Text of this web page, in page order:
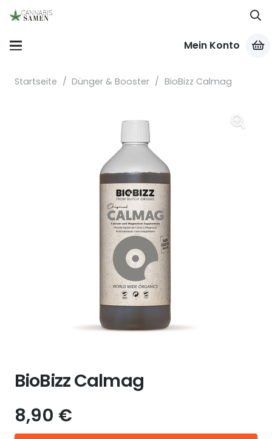
Mein Konto
Startseite / Dünger & Booster / BioBizz Calmag
BioBizz Calmag
8,90 €